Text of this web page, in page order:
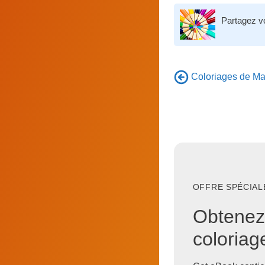
Partagez
Coloriages de
OFFRE